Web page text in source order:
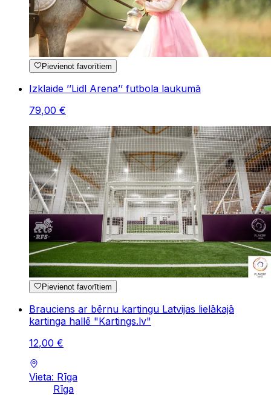
Pievienot favorītiem
Izklaide ’’Lidl Arena’’ futbola laukumā
79,00 €
Pievienot favorītiem
Brauciens ar bērnu kartingu Latvijas lielākajā
kartinga hallē "Kartings.lv"
12,00 €
Vieta: Rīga
Rīga